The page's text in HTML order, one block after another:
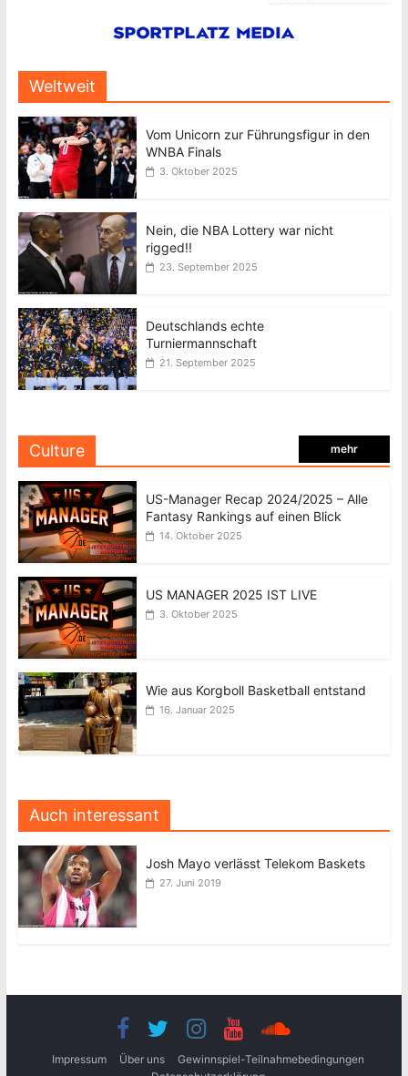
Weltweit
Vom Unicorn zur Führungsfigur in den
WNBA Finals
3. Oktober 2025
Nein, die NBA Lottery war nicht
rigged!!
23. September 2025
Deutschlands echte
Turniermannschaft
21. September 2025
Culture mehr
US-Manager Recap 2024/2025 – Alle
Fantasy Rankings auf einen Blick
14. Oktober 2025
US MANAGER 2025 IST LIVE
3. Oktober 2025
Wie aus Korgboll Basketball entstand
16. Januar 2025
Auch interessant
Josh Mayo verlässt Telekom Baskets
27. Juni 2019
Impressum Über uns
Gewinnspiel-Teilnahmebedingungen